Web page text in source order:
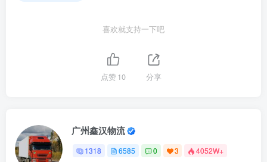
喜欢就支持一下吧
点赞10 分享
广州鑫汉物流
1318 6585 0 3 4052W+